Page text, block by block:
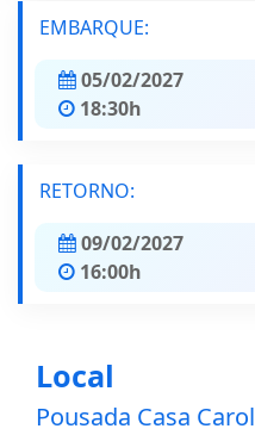
EMBARQUE:
05/02/2027
18:30h
RETORNO:
09/02/2027
16:00h
Local
Pousada Casa Carol